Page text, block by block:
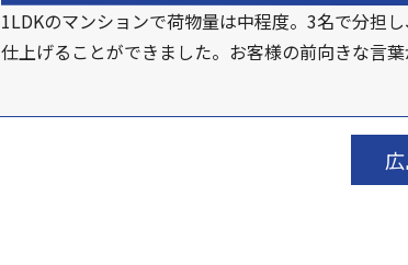
1LDKのマンションで荷物量は中程度。3名で分担
仕上げることができました。お客様の前向きな言葉